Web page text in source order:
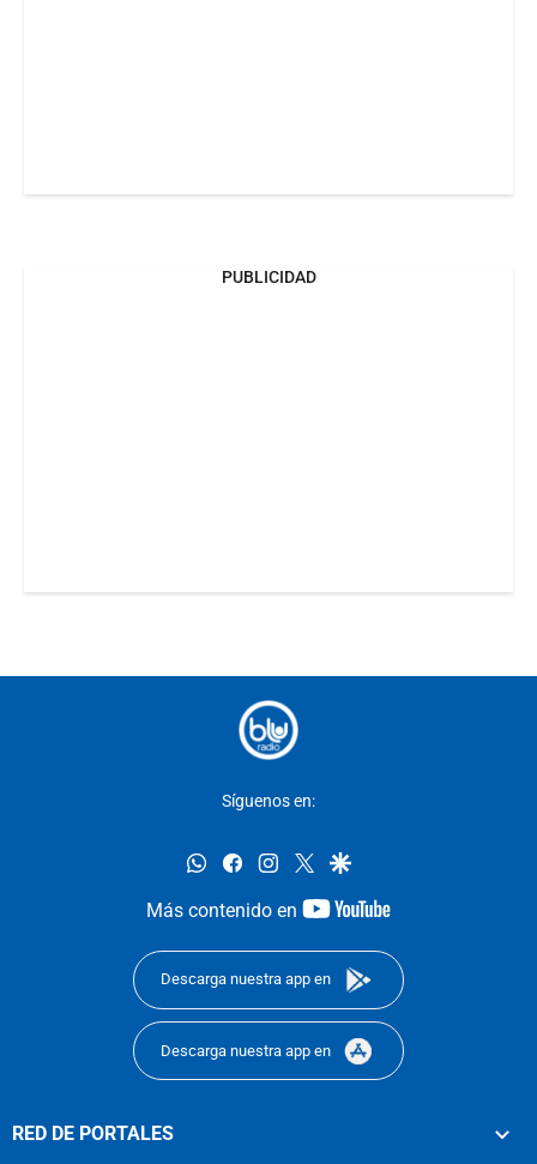
PUBLICIDAD
Síguenos en:
whatsappfacebookinstagram
twittergoogle
Más contenido en
youtube-
Descarga nuestra app en
Descarga nuestra app en
RED DE PORTALES